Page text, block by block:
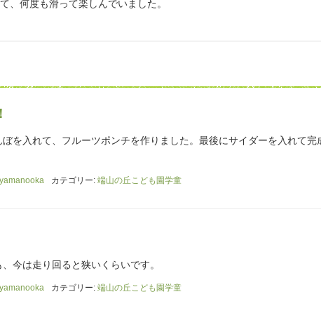
、何度も滑って楽しんでいました。
を入れて、フルーツポンチを作りました。最後にサイダーを入れて完
カテゴリー: 端山の丘こども園学童
今は走り回ると狭いくらいです。
カテゴリー: 端山の丘こども園学童